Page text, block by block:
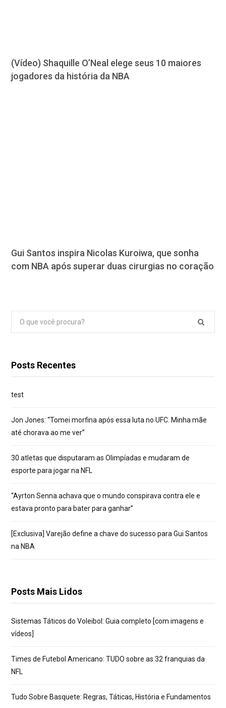
(Vídeo) Shaquille O’Neal elege seus 10 maiores
jogadores da história da NBA
Gui Santos inspira Nicolas Kuroiwa, que sonha
com NBA após superar duas cirurgias no coração
Pesquisar
por:
Posts Recentes
test
Jon Jones: “Tomei morfina após essa luta no UFC. Minha mãe
até chorava ao me ver”
30 atletas que disputaram as Olimpíadas e mudaram de
esporte para jogar na NFL
“Ayrton Senna achava que o mundo conspirava contra ele e
estava pronto para bater para ganhar”
[Exclusiva] Varejão define a chave do sucesso para Gui Santos
na NBA
Posts Mais Lidos
Sistemas Táticos do Voleibol: Guia completo [com imagens e
vídeos]
Times de Futebol Americano: TUDO sobre as 32 franquias da
NFL
Tudo Sobre Basquete: Regras, Táticas, História e Fundamentos